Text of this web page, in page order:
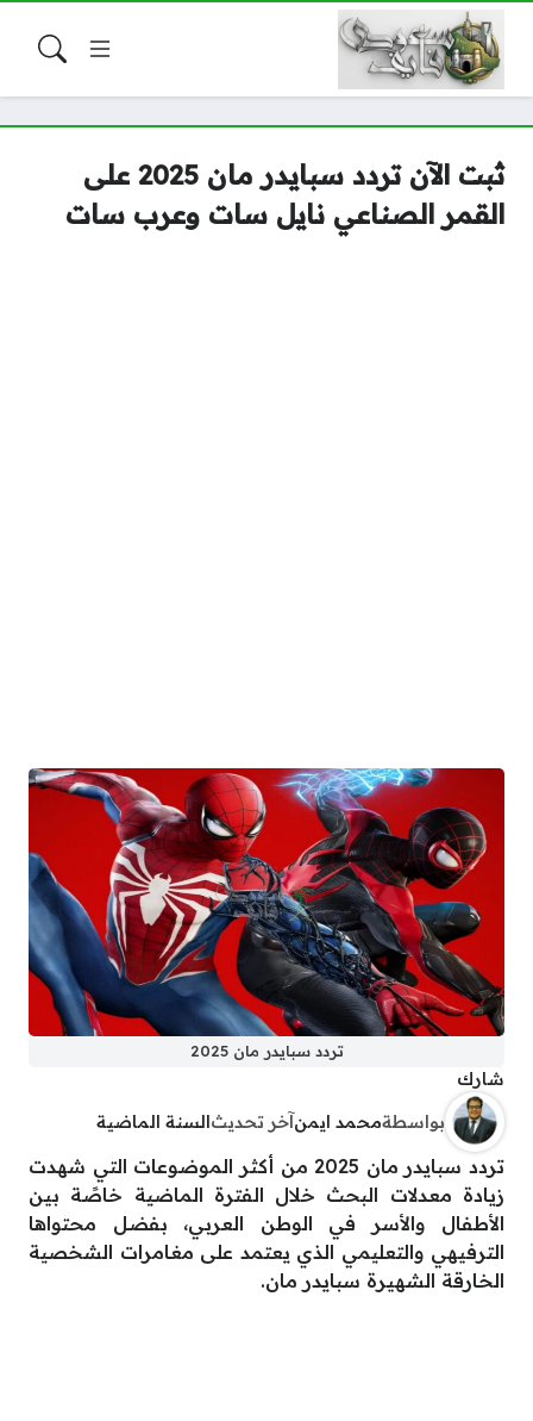
ثبت الآن تردد سبايدر مان 2025 على
القمر الصناعي نايل سات وعرب سات
تردد سبايدر مان 2025
شارك
بواسطةمحمد ايمنآخر تحديثالسنة الماضية
تردد سبايدر مان 2025 من أكثر الموضوعات التي شهدت
زيادة معدلات البحث خلال الفترة الماضية خاصًة بين
الأطفال والأسر في الوطن العربي، بفضل محتواها
الترفيهي والتعليمي الذي يعتمد على مغامرات الشخصية
الخارقة الشهيرة سبايدر مان.